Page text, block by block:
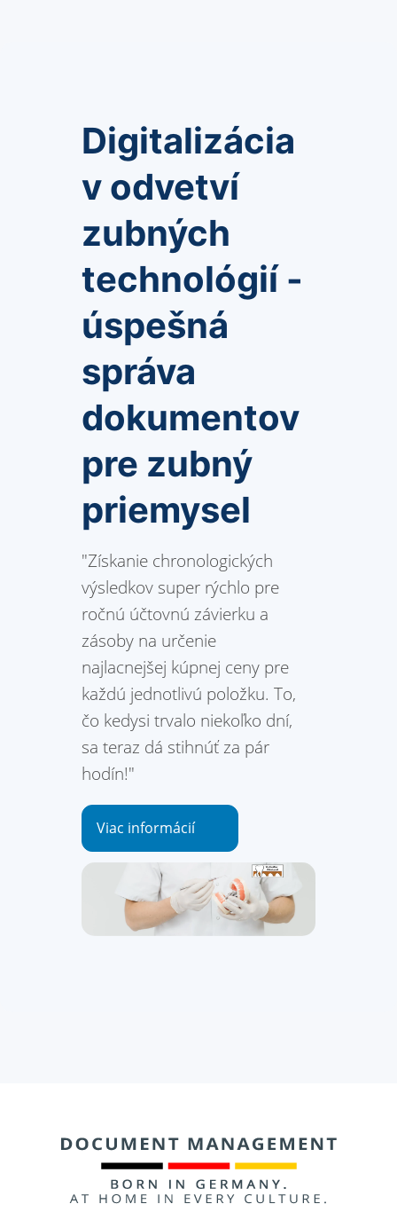
Digitalizácia
v odvetví
zubných
technológií -
úspešná
správa
dokumentov
pre zubný
priemysel
"Získanie chronologických
výsledkov super rýchlo pre
ročnú účtovnú závierku a
zásoby na určenie
najlacnejšej kúpnej ceny pre
každú jednotlivú položku. To,
čo kedysi trvalo niekoľko dní,
sa teraz dá stihnúť za pár
hodín!"
Viac informácií